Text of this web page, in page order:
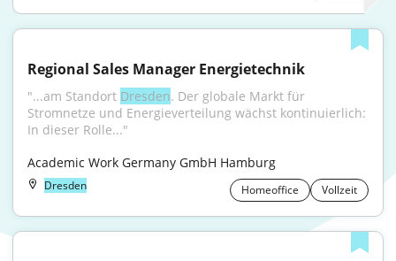
Regional Sales Manager Energietechnik
"...am Standort Dresden. Der globale Markt für
Stromnetze und Energieverteilung wächst kontinuierlich:
In dieser Rolle..."
Academic Work Germany GmbH Hamburg
Dresden Homeoffice Vollzeit